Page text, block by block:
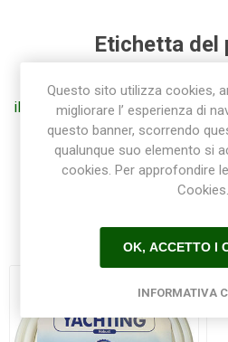
Etichetta del
giardino (101) , giardinaggio
iltuogiardino (9) raccordo (92) ,
raccorderia rapida (55),
Prodotti
Questo sito utilizza cookies,
migliorare l’ esperienza di
questo banner, scorrendo
qualunque suo elemento si
cookies. Per approfondire
Cookies.
OK, ACCETTO I
INFORMATIVA